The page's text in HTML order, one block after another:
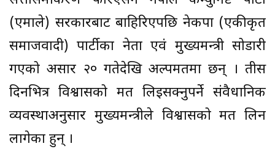
(एमाले) सरकारबाट बाहिरिएपछि नेकपा (एकीकृत
समाजवादी) पार्टीका नेता एवं मुख्यमन्त्री सोडारी
गएको असार २० गतेदेखि अल्पमतमा छन् । तीस
दिनभित्र विश्वासको मत लिइसक्नुपर्ने संवैधानिक
व्यवस्थाअनुसार मुख्यमन्त्रीले विश्वासको मत लिन
लागेका हुन् ।